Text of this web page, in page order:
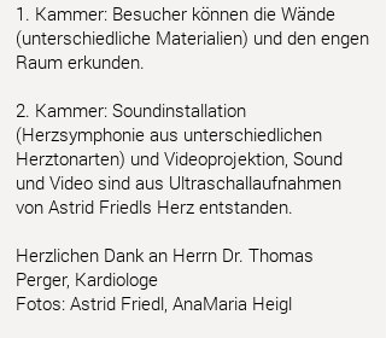
1. Kammer: Besucher können die Wände
(unterschiedliche Materialien) und den engen
Raum erkunden.
2. Kammer: Soundinstallation
(Herzsymphonie aus unterschiedlichen
Herztonarten) und Videoprojektion, Sound
und Video sind aus Ultraschallaufnahmen
von Astrid Friedls Herz entstanden.
Herzlichen Dank an Herrn Dr. Thomas
Perger, Kardiologe
Fotos: Astrid Friedl, AnaMaria Heigl